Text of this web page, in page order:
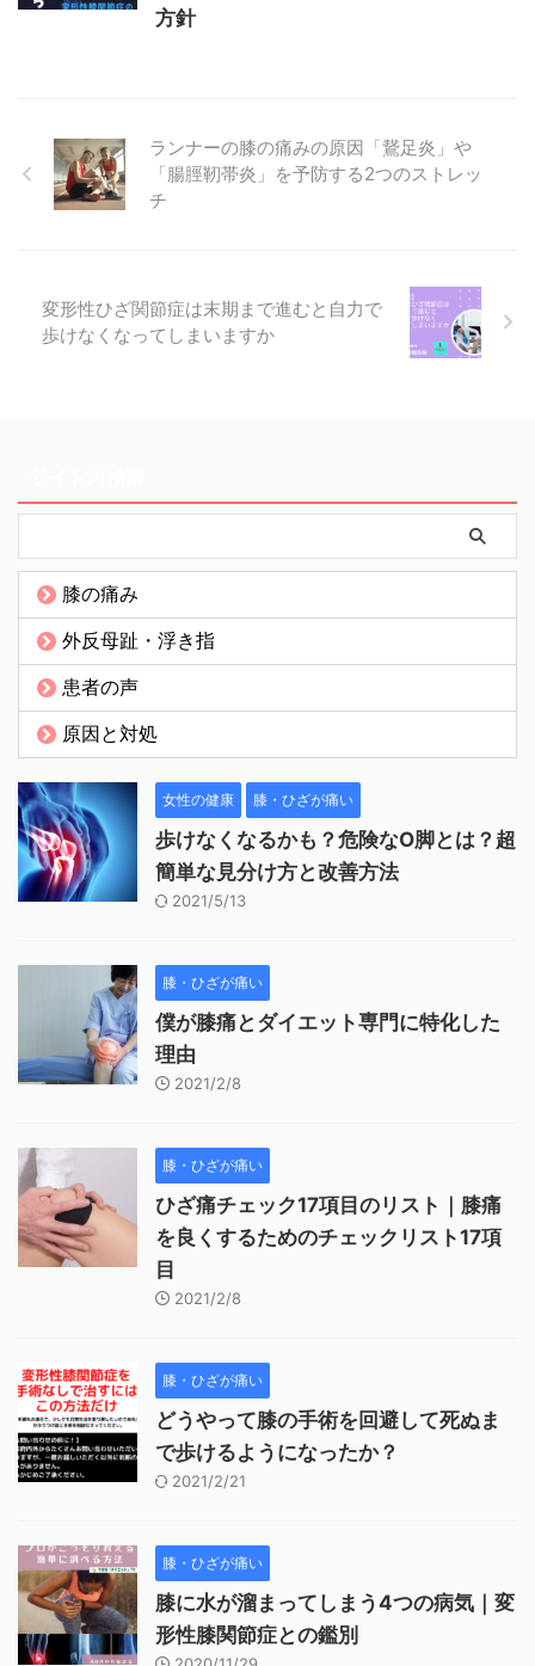
方針
ランナーの膝の痛みの原因「鵞足炎」や
「腸脛靭帯炎」を予防する2つのストレッ
チ
変形性ひざ関節症は末期まで進むと自力で
歩けなくなってしまいますか
膝の痛み
外反母趾・浮き指
患者の声
原因と対処
女性の健康 膝・ひざが痛い
歩けなくなるかも？危険なO脚とは？超
簡単な見分け方と改善方法
2021/5/13
膝・ひざが痛い
僕が膝痛とダイエット専門に特化した
理由
2021/2/8
膝・ひざが痛い
ひざ痛チェック17項目のリスト｜膝痛
を良くするためのチェックリスト17項
目
2021/2/8
膝・ひざが痛い
どうやって膝の手術を回避して死ぬま
で歩けるようになったか？
2021/2/21
膝・ひざが痛い
膝に水が溜まってしまう4つの病気｜変
形性膝関節症との鑑別